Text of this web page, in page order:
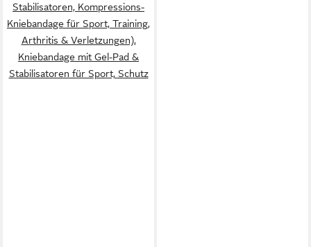
Stabilisatoren, Kompressions-
Kniebandage für Sport, Training,
Arthritis & Verletzungen),
Kniebandage mit Gel-Pad &
Stabilisatoren für Sport, Schutz